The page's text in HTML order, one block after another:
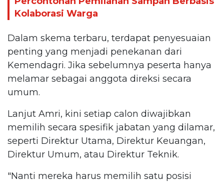
Kolaborasi Warga
Dalam skema terbaru, terdapat penyesuaian
penting yang menjadi penekanan dari
Kemendagri. Jika sebelumnya peserta hanya
melamar sebagai anggota direksi secara
umum.
Lanjut Amri, kini setiap calon diwajibkan
memilih secara spesifik jabatan yang dilamar,
seperti Direktur Utama, Direktur Keuangan,
Direktur Umum, atau Direktur Teknik.
"Nanti mereka harus memilih satu posisi